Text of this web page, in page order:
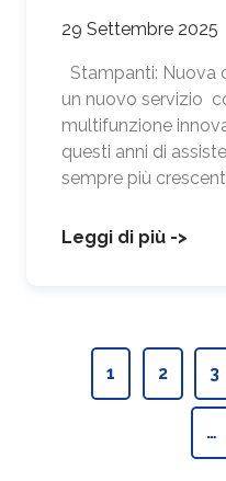
29 Settembre 2025
Stampanti: Nuova
un nuovo servizio
multifunzione
questi anni di
sempre più
Leggi di più ->
1 2 3
…